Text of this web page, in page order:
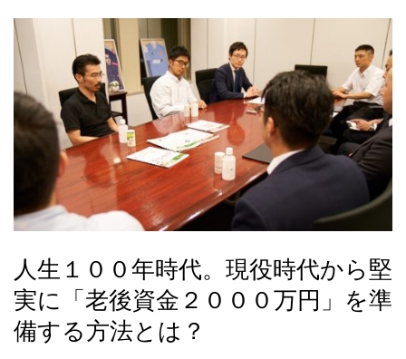
人生１００年時代。現役時代から堅
実に「老後資金２０００万円」を準
備する方法とは？